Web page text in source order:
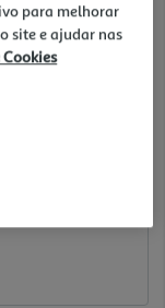
para melhorar
site e ajudar nas